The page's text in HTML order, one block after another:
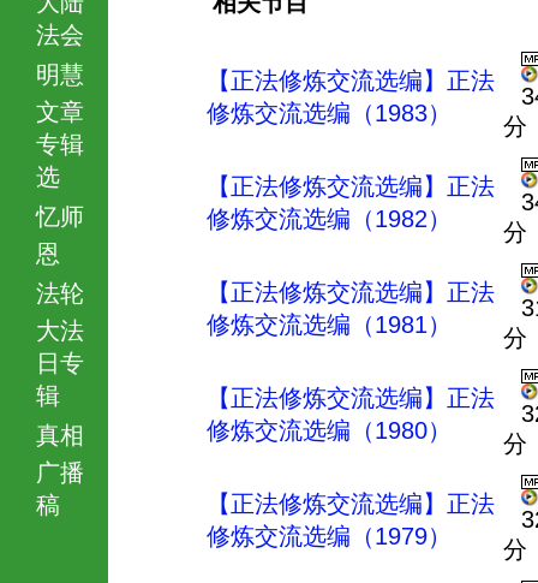
法会
明慧
文章
专辑
选
忆师
恩
法轮
大法
日专
辑
真相
广播
稿
【正法修炼交流选编】正法
修炼交流选编（1983）
分
【正法修炼交流选编】正法
修炼交流选编（1982）
分
【正法修炼交流选编】正法
修炼交流选编（1981）
分
【正法修炼交流选编】正法
修炼交流选编（1980）
分
【正法修炼交流选编】正法
修炼交流选编（1979）
分